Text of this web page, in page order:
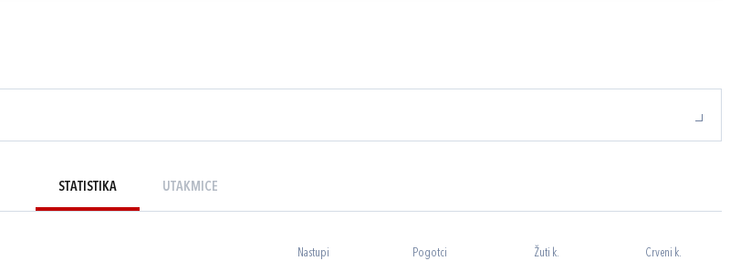
STATISTIKA UTAKMICE
Nastupi Pogotci Žuti k. Crveni k.